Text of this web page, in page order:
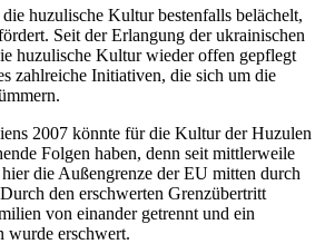
huzulische Kultur bestenfalls belächelt,
Seit der Erlangung der ukrainischen
huzulische Kultur wieder offen gepflegt
zahlreiche Initiativen, die sich um die
2007 könnte für die Kultur der Huzulen
Folgen haben, denn seit mittlerweile
die Außengrenze der EU mitten durch
den erschwerten Grenzübertritt
von einander getrennt und ein
wurde erschwert.